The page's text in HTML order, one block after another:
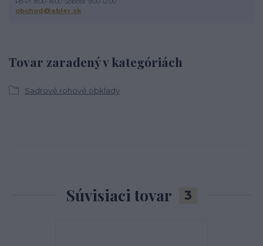
Tovar zaradený v kategóriách
Sadrové rohové obklady
obchod@abler.sk
Súvisiaci tovar 3